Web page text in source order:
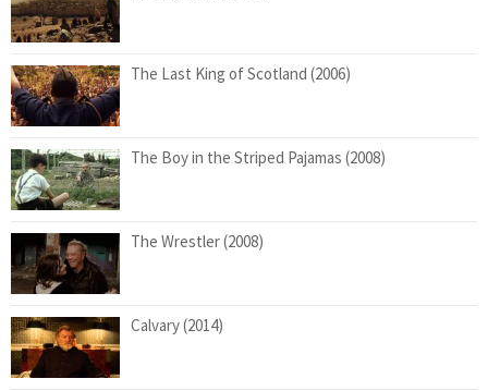
The Last King of Scotland (2006)
The Boy in the Striped Pajamas (2008)
The Wrestler (2008)
Calvary (2014)